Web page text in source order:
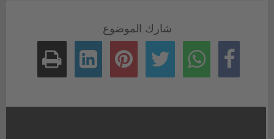
شارك الموضوع